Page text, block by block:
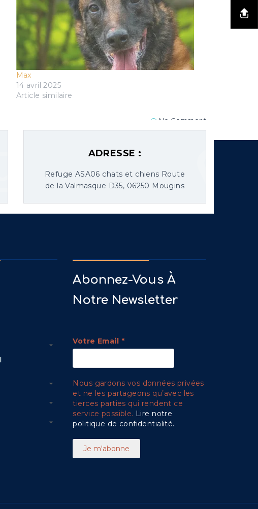
Max
14 avril 2025
Article similaire
No Comment
ADRESSE :
Refuge ASA06 chats et chiens Route
de la Valmasque D35, 06250 Mougins
Abonnez-Vous À
Notre Newsletter
Votre Email *
Nous gardons vos données privées
et ne les partageons qu’avec les
tierces parties qui rendent ce
service possible. Lire notre
politique de confidentialité.